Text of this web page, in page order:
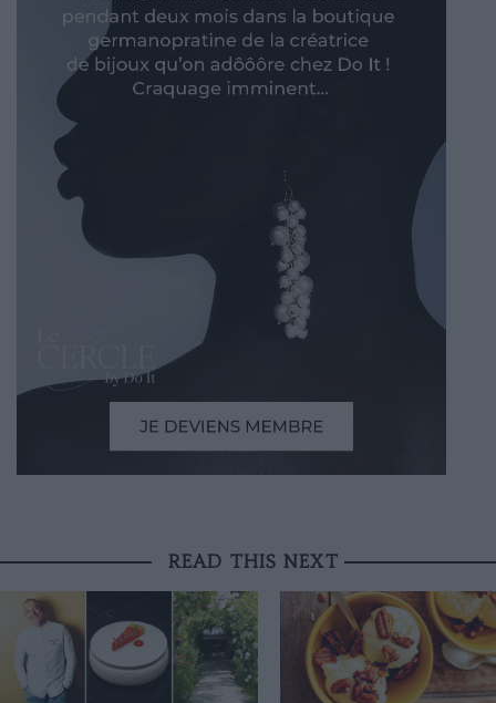
READ THIS NEXT